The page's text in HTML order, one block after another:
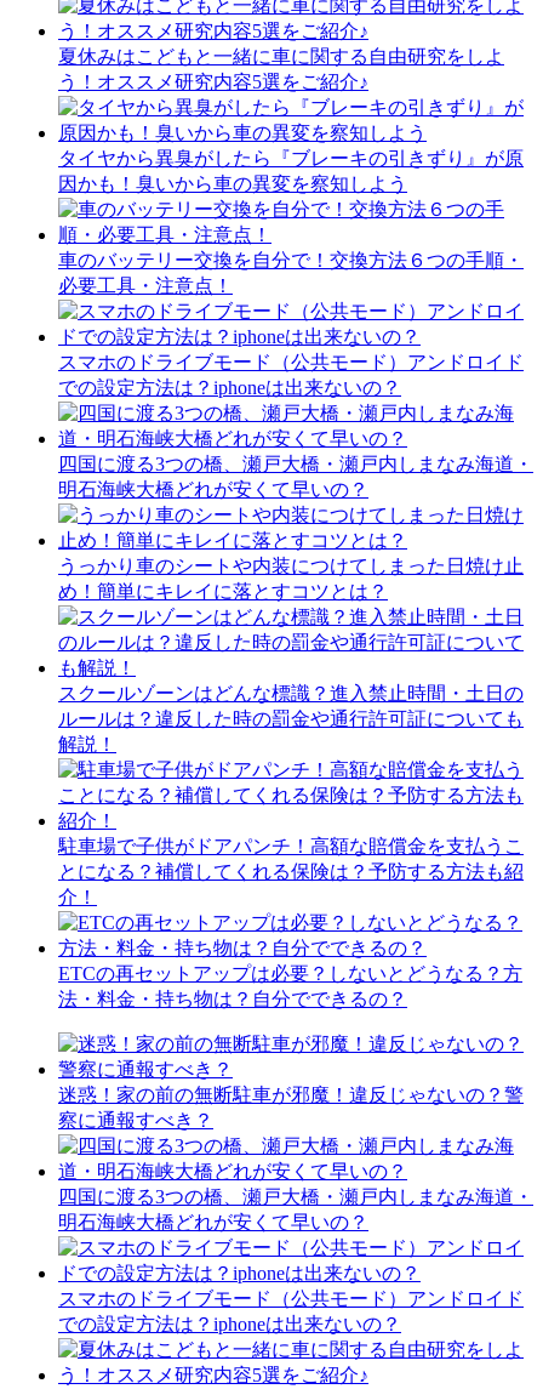
夏休みはこどもと一緒に車に関する自由研究をしよ
う！オススメ研究内容5選をご紹介♪
タイヤから異臭がしたら『ブレーキの引きずり』が原
因かも！臭いから車の異変を察知しよう
車のバッテリー交換を自分で！交換方法６つの手順・
必要工具・注意点！
スマホのドライブモード（公共モード）アンドロイド
での設定方法は？iphoneは出来ないの？
四国に渡る3つの橋、瀬戸大橋・瀬戸内しまなみ海道・
明石海峡大橋どれが安くて早いの？
うっかり車のシートや内装につけてしまった日焼け止
め！簡単にキレイに落とすコツとは？
スクールゾーンはどんな標識？進入禁止時間・土日の
ルールは？違反した時の罰金や通行許可証についても
解説！
駐車場で子供がドアパンチ！高額な賠償金を支払うこ
とになる？補償してくれる保険は？予防する方法も紹
介！
ETCの再セットアップは必要？しないとどうなる？方
法・料金・持ち物は？自分でできるの？
迷惑！家の前の無断駐車が邪魔！違反じゃないの？警
察に通報すべき？
四国に渡る3つの橋、瀬戸大橋・瀬戸内しまなみ海道・
明石海峡大橋どれが安くて早いの？
スマホのドライブモード（公共モード）アンドロイド
での設定方法は？iphoneは出来ないの？